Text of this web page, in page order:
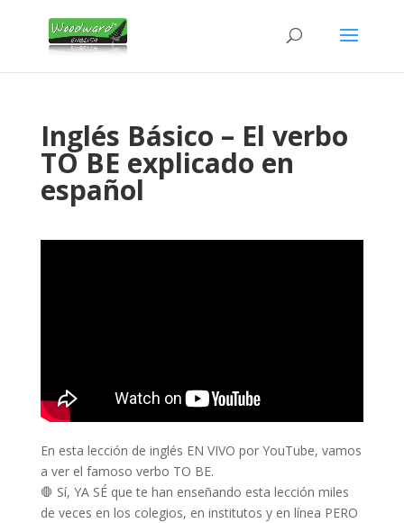
Inglés Básico – El verbo
TO BE explicado en
español
En esta lección de inglés EN VIVO por YouTube, vamos
a ver el famoso verbo TO BE.
🛑 Sí, YA SÉ que te han enseñando esta lección miles
de veces en los colegios, en institutos y en línea PERO